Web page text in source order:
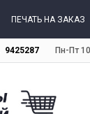
ПЕЧАТЬ НА ЗАКАЗ
9425287 Пн-Пт